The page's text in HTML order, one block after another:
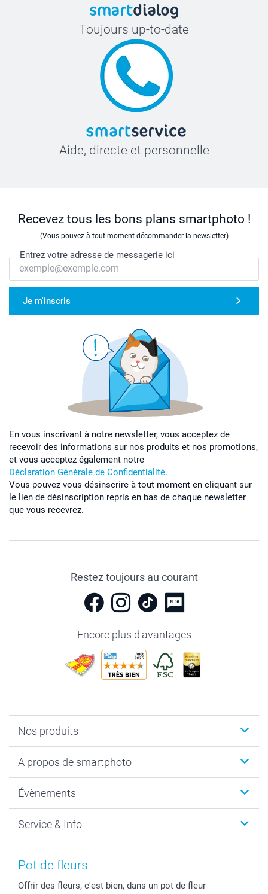
Toujours up-to-date
Aide, directe et personnelle
Recevez tous les bons plans smartphoto !
(Vous pouvez à tout moment décommander la newsletter)
Entrez votre adresse de messagerie ici
Je m'inscris
En vous inscrivant à notre newsletter, vous acceptez de
recevoir des informations sur nos produits et nos promotions,
et vous acceptez également notre
Déclaration Générale de Confidentialité.
Vous pouvez vous désinscrire à tout moment en cliquant sur
le lien de désinscription repris en bas de chaque newsletter
que vous recevrez.
Restez toujours au courant
Encore plus d'avantages
Nos produits
Cadeaux photo
MyNameBook
Développement photo & Tirage photo
Cadres photo & accessoires déco
Stickers & Etiquettes
A propos de smartphoto
Durabilité
Gestion des cookies
Mentions Légales
Affiliation
Évènements
Nouvel An
Fête des Mères
Confirmation ou communion
Service & Info
Tarifs et frais de livraison
Livraison en 48 heures
Pot de fleurs
Offrir des fleurs, c'est bien, dans un pot de fleur